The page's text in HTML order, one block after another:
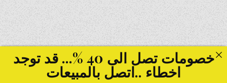
خصومات تصل الى 40 %... قد توجد
اخطاء ..اتصل بالمبيعات